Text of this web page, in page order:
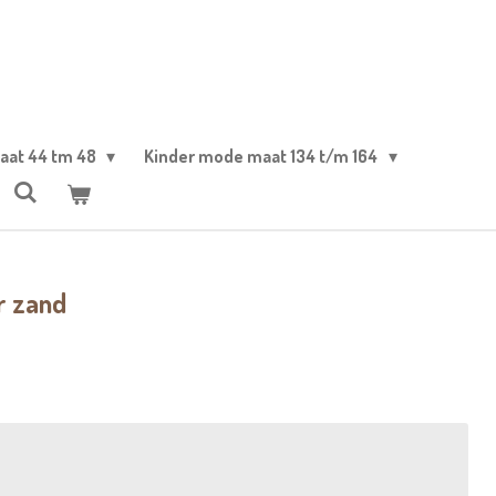
44 tm 48 Kinder mode maat 134 t/m 164
zand